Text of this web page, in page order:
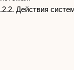
Действия